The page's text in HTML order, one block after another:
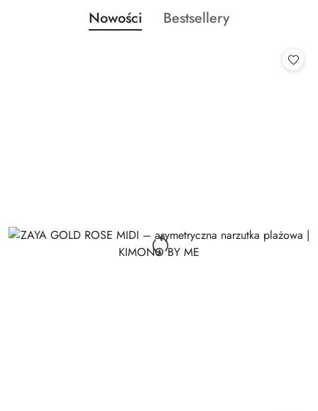
Pomiń karuzelę produktów
Produkty
o
Nowości
Produkty
Bestsellery